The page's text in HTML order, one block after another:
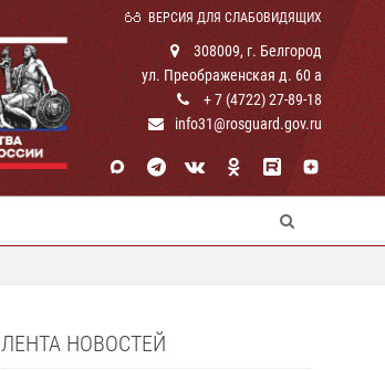
ВЕРСИЯ ДЛЯ СЛАБОВИДЯЩИХ
308009, г. Белгород
ул. Преображенская д. 60 а
+ 7 (4722) 27-89-18
info31@rosguard.gov.ru
ЛЕНТА НОВОСТЕЙ